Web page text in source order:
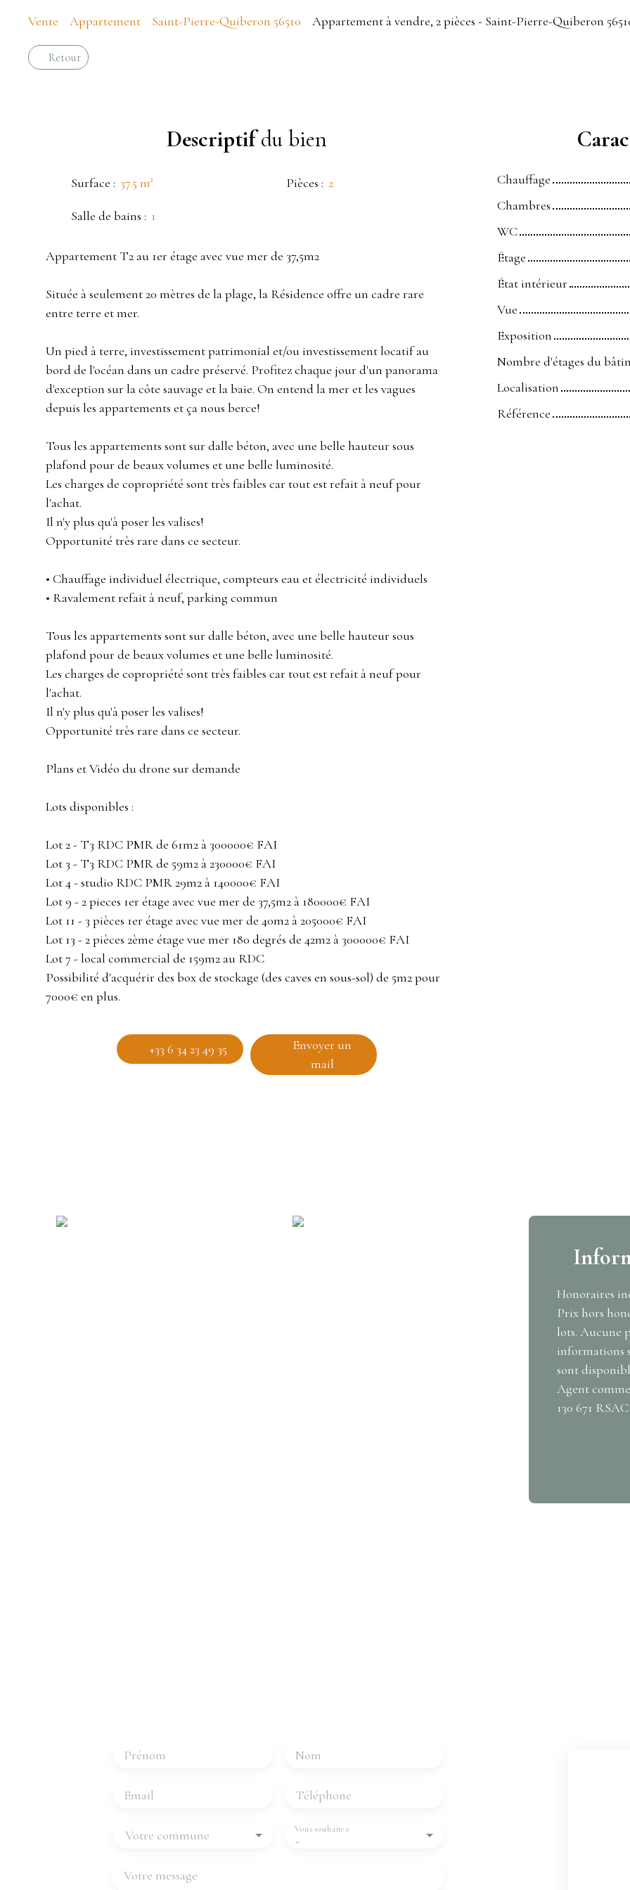
Vente Appartement Saint-Pierre-Quiberon 56510 Appartement à vendre, 2 pièces - Saint-Pierre-Quiberon
Retour
Descriptifdu bien
Surface : 37.5 m² Pièces : 2
Salle de bains : 1
Appartement T2 au 1er étage avec vue mer de 37,5m2
Située à seulement 20 mètres de la plage, la Résidence offre un cadre rare
entre terre et mer.
Un pied à terre, investissement patrimonial et/ou investissement locatif au
bord de l'océan dans un cadre préservé. Profitez chaque jour d'un panorama
d'exception sur la côte sauvage et la baie. On entend la mer et les vagues
depuis les appartements et ça nous berce!
Tous les appartements sont sur dalle béton, avec une belle hauteur sous
plafond pour de beaux volumes et une belle luminosité.
Les charges de copropriété sont très faibles car tout est refait à neuf pour
l'achat.
Il n'y plus qu'à poser les valises!
Opportunité très rare dans ce secteur.
• Chauffage individuel électrique, compteurs eau et électricité individuels
• Ravalement refait à neuf, parking commun
Tous les appartements sont sur dalle béton, avec une belle hauteur sous
plafond pour de beaux volumes et une belle luminosité.
Les charges de copropriété sont très faibles car tout est refait à neuf pour
l'achat.
Il n'y plus qu'à poser les valises!
Opportunité très rare dans ce secteur.
Plans et Vidéo du drone sur demande
Lots disponibles :
Lot 2 - T3 RDC PMR de 61m2 à 300000€ FAI
Lot 3 - T3 RDC PMR de 59m2 à 230000€ FAI
Lot 4 - studio RDC PMR 29m2 à 140000€ FAI
Lot 9 - 2 pieces 1er étage avec vue mer de 37,5m2 à 180000€ FAI
Lot 11 - 3 pièces 1er étage avec vue mer de 40m2 à 205000€ FAI
Lot 13 - 2 pièces 2ème étage vue mer 180 degrés de 42m2 à 300000€ FAI
Lot 7 - local commercial de 159m2 au RDC
Possibilité d'acquérir des box de stockage (des caves en sous-sol) de 5m2 pour
7000€ en plus.
+33 6 34 23 49 35
Envoyer un
mail
Chauffage
Chambres
WC
Étage
État intérieur
Vue
Exposition
Nombre d'étages du
Localisation
Référence
Honoraires
Prix hors
lots. Aucune
informations
sont
Agent
130 671
Prénom Nom
Email Téléphone
Votre commune -
Vous souhaitez
Votre message